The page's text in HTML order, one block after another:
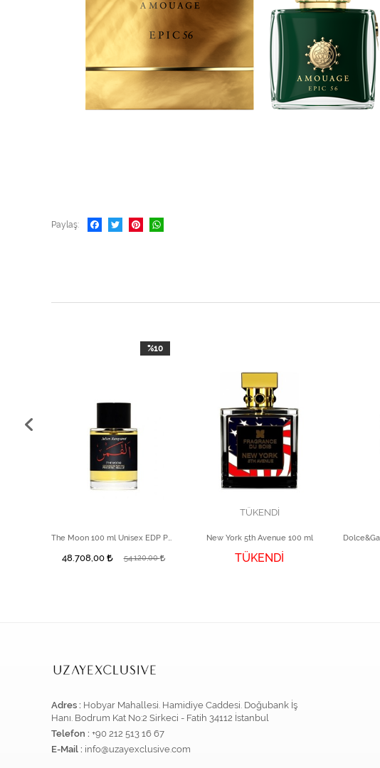
Paylaş
48.708,00 54.120,00
%10
TÜKENDİ
New York 5th Avenue 100 ml
TÜKENDİ
Adres : Hobyar Mahallesi. Hamidiye Caddesi. Doğubank İş
Hanı. Bodrum Kat No:2 Sirkeci - Fatih 34112 İstanbul
Telefon : +90 212 513 16 67
E-Mail : info@uzayexclusive.com